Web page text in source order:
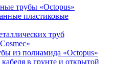
трубы «Octopus»
пластиковые
труб
из полиамида «Octopus»
в грунте и открытой